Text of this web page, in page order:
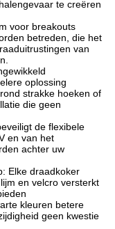
te creëren
voor breakouts
betreden, die het
van
oplossing
strakke hoeken of
die geen
de flexibele
en van het
achter uw
Elke draadkoker
en velcro versterkt
kleuren betere
geen kwestie